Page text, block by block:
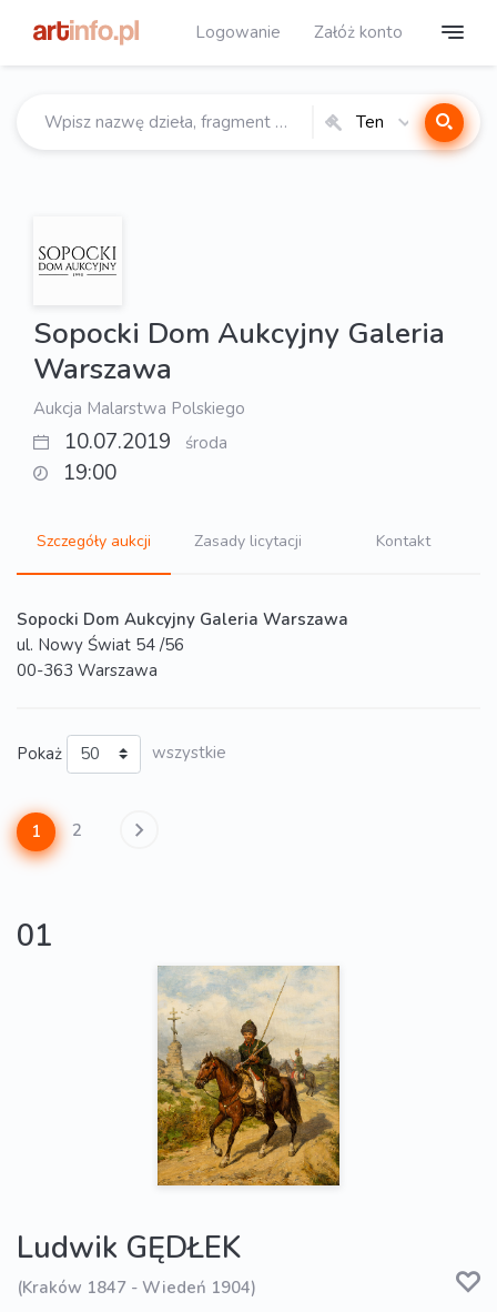
Logowanie Załóż konto
Ten
Sopocki Dom Aukcyjny Galeria
Warszawa
Aukcja Malarstwa Polskiego
10.07.2019 środa
19:00
Szczegóły aukcji Zasady licytacji Kontakt
Sopocki Dom Aukcyjny Galeria Warszawa
ul. Nowy Świat 54 /56
00-363 Warszawa
Pokaż wszystkie
1 2
01
Ludwik GĘDŁEK
(Kraków 1847 - Wiedeń 1904)